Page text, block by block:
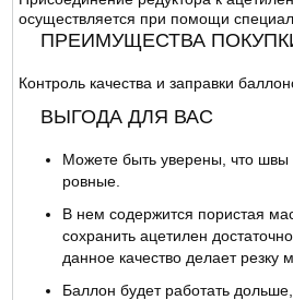
осуществляется при помощи
ПРЕИМУЩЕСТВА
Контроль качества и заправки
ВЫГОДА ДЛЯ ВАС
Можете быть уверены, что швы
ровные.
В нем содержится пористая
сохранить ацетилен
данное качество делает резку
Баллон будет работать